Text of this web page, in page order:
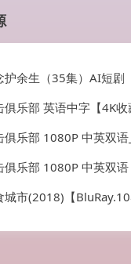
护余生（35集）AI短剧
乐部 英语中字【4K收藏版
俱乐部 1080P 中英双
俱乐部 1080P 中英双语
市(2018)【BluRay.1080p】【国英双